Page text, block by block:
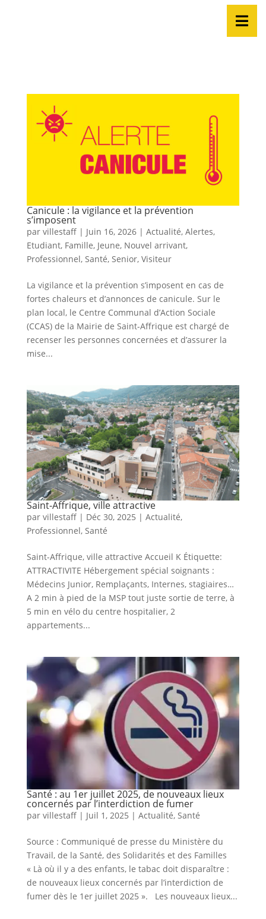
Canicule : la vigilance et la prévention
s’imposent
par villestaff| Juin 16, 2026| Actualité, Alertes,
Etudiant, Famille, Jeune, Nouvel arrivant,
Professionnel, Santé, Senior, Visiteur
La vigilance et la prévention s’imposent en cas de
fortes chaleurs et d’annonces de canicule. Sur le
plan local, le Centre Communal d’Action Sociale
(CCAS) de la Mairie de Saint-Affrique est chargé de
recenser les personnes concernées et d’assurer la
mise...
Saint-Affrique, ville attractive
par villestaff| Déc 30, 2025 | Actualité,
Professionnel, Santé
Saint-Affrique, ville attractive Accueil K Étiquette:
ATTRACTIVITE Hébergement spécial soignants :
Médecins Junior, Remplaçants, Internes, stagiaires…
A 2 min à pied de la MSP tout juste sortie de terre, à
5 min en vélo du centre hospitalier, 2
appartements...
Santé : au 1er juillet 2025, de nouveaux lieux
concernés par l’interdiction de fumer
par villestaff| Juil 1, 2025 | Actualité, Santé
Source : Communiqué de presse du Ministère du
Travail, de la Santé, des Solidarités et des Familles
« Là où il y a des enfants, le tabac doit disparaître :
de nouveaux lieux concernés par l’interdiction de
fumer dès le 1er juillet 2025 ». Les nouveaux lieux...